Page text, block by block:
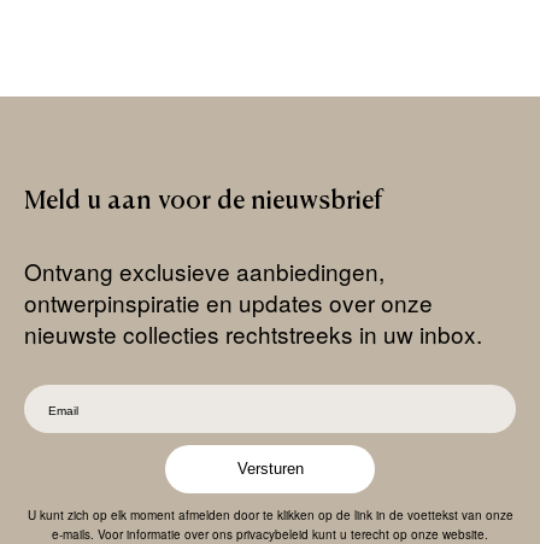
Meld u aan voor de nieuwsbrief
Ontvang exclusieve aanbiedingen,
ontwerpinspiratie en updates over onze
nieuwste collecties rechtstreeks in uw inbox.
Versturen
U kunt zich op elk moment afmelden door te klikken op de link in de voettekst van onze
e-mails. Voor informatie over ons privacybeleid kunt u terecht op onze website.